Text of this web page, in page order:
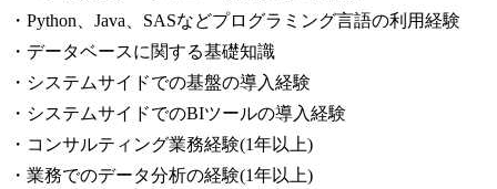
・Python、Java、SASなどプログラミング言語の利用経験
・データベースに関する基礎知識
・システムサイドでの基盤の導入経験
・システムサイドでのBIツールの導入経験
・コンサルティング業務経験(1年以上)
・業務でのデータ分析の経験(1年以上)